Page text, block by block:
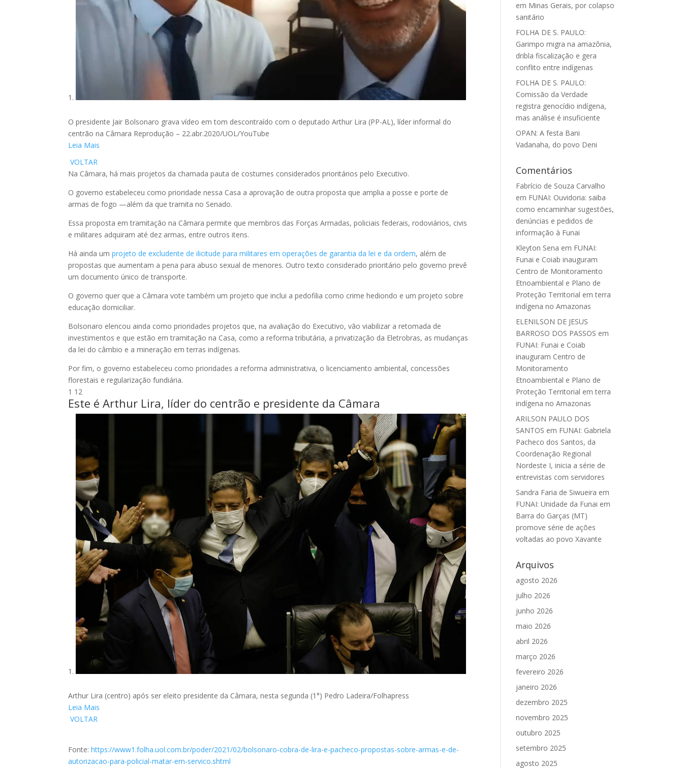
O presidente Jair Bolsonaro grava vídeo em tom descontraído com o deputado Arthur Lira (PP-AL), líder informal do
centrão na Câmara Reprodução – 22.abr.2020/UOL/YouTube
Leia Mais
VOLTAR
Na Câmara, há mais projetos da chamada pauta de costumes considerados prioritários pelo Executivo.
O governo estabeleceu como prioridade nessa Casa a aprovação de outra proposta que amplia a posse e porte de
armas de fogo —além da que tramita no Senado.
Essa proposta em tramitação na Câmara permite que membros das Forças Armadas, policiais federais, rodoviários, civis
e militares adquiram até dez armas, entre outros itens.
Há ainda umprojeto de excludente de ilicitude para militares em operações de garantia da lei e da ordem, além de
propostas que aumentam a pena para abuso sexual de menores. Outro texto considerado prioritário pelo governo prevê
um documento único de transporte.
O governo quer que a Câmara vote também um projeto que inclui a pedofilia como crime hediondo e um projeto sobre
educação domiciliar.
Bolsonaro elencou ainda como prioridades projetos que, na avaliação do Executivo, vão viabilizar a retomada de
investimentos e que estão em tramitação na Casa, como a reforma tributária, a privatização da Eletrobras, as mudanças
da lei do câmbio e a mineração em terras indígenas.
Por fim, o governo estabeleceu como prioridades a reforma administrativa, o licenciamento ambiental, concessões
florestais e regularização fundiária.
1 12
Este é Arthur Lira, líder do centrão e presidente da Câmara
Arthur Lira (centro) após ser eleito presidente da Câmara, nesta segunda (1°) Pedro Ladeira/Folhapress
Leia Mais
VOLTAR
Fonte:https://www1.folha.uol.com.br/poder/2021/02/bolsonaro-cobra-de-lira-e-pacheco-propostas-sobre-armas-e-de-
autorizacao-para-policial-matar-em-servico.shtml
em Minas Gerais, por colapso
sanitário
FOLHA DE S. PAULO:
Garimpo migra na amazônia,
dribla fiscalização e gera
conflito entre indígenas
FOLHA DE S. PAULO:
Comissão da Verdade
registra genocídio indígena,
mas análise é insuficiente
OPAN: A festa Bani
Vadanaha, do povo Deni
Comentários
Fabrício de Souza Carvalho
em FUNAI: Ouvidoria: saiba
como encaminhar sugestões,
denúncias e pedidos de
informação à Funai
Kleyton Sena em FUNAI:
Funai e Coiab inauguram
Centro de Monitoramento
Etnoambiental e Plano de
Proteção Territorial em terra
indígena no Amazonas
ELENILSON DE JESUS
BARROSO DOS PASSOS em
FUNAI: Funai e Coiab
inauguram Centro de
Monitoramento
Etnoambiental e Plano de
Proteção Territorial em terra
indígena no Amazonas
ARILSON PAULO DOS
SANTOS em FUNAI: Gabriela
Pacheco dos Santos, da
Coordenação Regional
Nordeste I, inicia a série de
entrevistas com servidores
Sandra Faria de Siwueira em
FUNAI: Unidade da Funai em
Barra do Garças (MT)
promove série de ações
voltadas ao povo Xavante
Arquivos
agosto 2026
julho 2026
junho 2026
maio 2026
abril 2026
março 2026
fevereiro 2026
janeiro 2026
dezembro 2025
novembro 2025
outubro 2025
setembro 2025
agosto 2025